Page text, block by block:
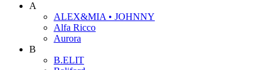
A
ALEX&MIA • JOHNNY
Alfa Ricco
Aurora
B
B.ELIT